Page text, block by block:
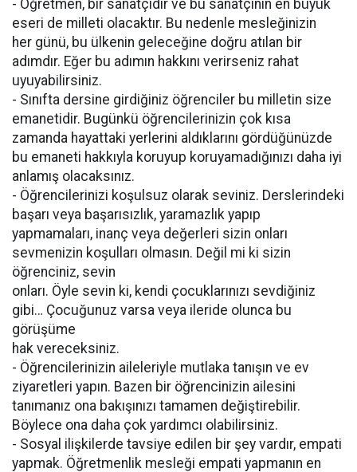
- Öğretmen, bir sanatçıdır ve bu sanatçının en büyük
eseri de milleti olacaktır. Bu nedenle mesleğinizin
her günü, bu ülkenin geleceğine doğru atılan bir
adımdır. Eğer bu adımın hakkını verirseniz rahat
uyuyabilirsiniz.
- Sınıfta dersine girdiğiniz öğrenciler bu milletin size
emanetidir. Bugünkü öğrencilerinizin çok kısa
zamanda hayattaki yerlerini aldıklarını gördüğünüzde
bu emaneti hakkıyla koruyup koruyamadığınızı daha iyi
anlamış olacaksınız.
- Öğrencilerinizi koşulsuz olarak seviniz. Derslerindeki
başarı veya başarısızlık, yaramazlık yapıp
yapmamaları, inanç veya değerleri sizin onları
sevmenizin koşulları olmasın. Değil mi ki sizin
öğrenciniz, sevin
onları. Öyle sevin ki, kendi çocuklarınızı sevdiğiniz
gibi… Çocuğunuz varsa veya ileride olunca bu
görüşüme
hak vereceksiniz.
- Öğrencilerinizin aileleriyle mutlaka tanışın ve ev
ziyaretleri yapın. Bazen bir öğrencinizin ailesini
tanımanız ona bakışınızı tamamen değiştirebilir.
Böylece ona daha çok yardımcı olabilirsiniz.
- Sosyal ilişkilerde tavsiye edilen bir şey vardır, empati
yapmak. Öğretmenlik mesleği empati yapmanın en